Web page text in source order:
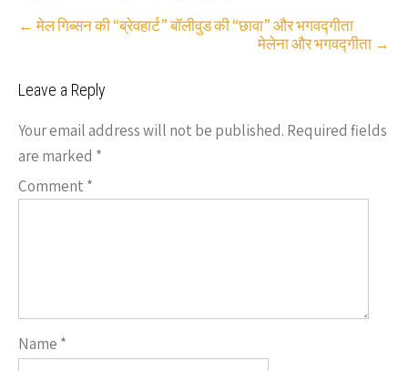
Post
← मेल गिब्सन की “ब्रेवहार्ट” बॉलीवुड की “छावा” और भगवद्गीता
मेलेना और भगवद्गीता →
Leave a Reply
Your email address will not be published. Required fields
are marked *
Comment *
Name *